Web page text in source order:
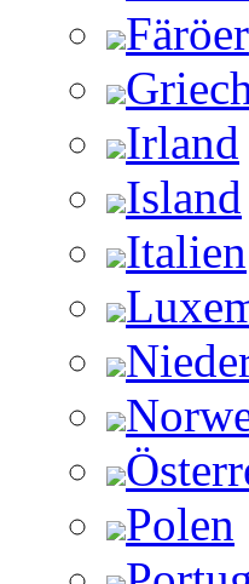
Färöer
Irland
Island
Italien
Polen